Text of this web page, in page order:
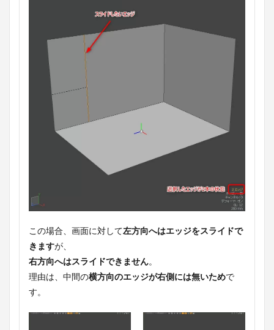
この場合、画面に対して左方向へはエッジをスライドで
きますが、
右方向へはスライドできません。
理由は、中間の横方向のエッジが右側には無いためで
す。